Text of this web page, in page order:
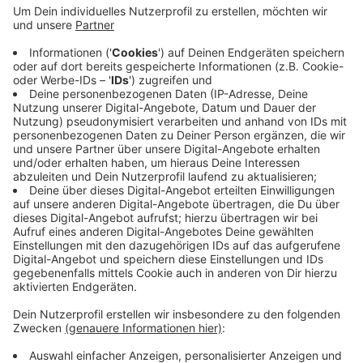
beworben. An dem können 2.000 Menschen
In verschiedenen Projektphasen soll geschaut
werden, was die Menschen können und was sie
gerne machen.
Der Bund stellt für das Projekt insgesamt 15
Millionen Euro zur Verfügung.
Veröffentlicht:Montag, 07.09.2020 14:25
Anzeige